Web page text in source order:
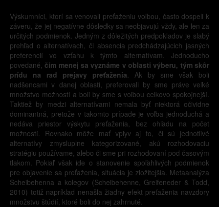
Výskumníci, ktorí sa venovali preťaženiu voľbou, často dospeli k
záveru, že jej negatívne dôsledky sa neobjavujú vždy, ale len za
určitých podmienok. Jedným z dôležitých predpokladov je slabý
prehľad o alternatívach, či absencia predchádzajúcich jasných
preferencií vo vzťahu k týmto alternatívam. Jednoducho
povedané,čím menej sa vyznáme v oblasti výberu, tým skôr
prídu na rad prejavy preťaženia. Ak by sme však boli
nadšencami v danej oblasti, preferovali by sme práve veľké
množstvo možností a boli by sme s voľbou celkovo spokojnejší.
Taktiež by medzi alternatívami nemala byť niektorá očividne
dominantná, pretože v takomto prípade je voľba jednoduchá a
nedáva priestor výskytu preťaženia, bez ohľadu na počet
možností. Rovnako môže mať vplyv aj to, či sú jednotlivé
alternatívy zmysluplne kategorizované, akú rozhodovaciu
stratégiu používame, alebo či sme pri rozhodovaní pod časovým
tlakom. Pokiaľ však ide o stanovenie spoľahlivých podmienok
pre objavenie sa preťaženia, situácia je zložitejšia. Metaanalýza
Scheibehenna a kolegov (Scheibehenne, Greifeneder & Todd,
2010) totiž napríklad nenašla žiadny efekt preťaženia navzdory
množstvu štúdií, ktoré boli do nej zahrnuté.